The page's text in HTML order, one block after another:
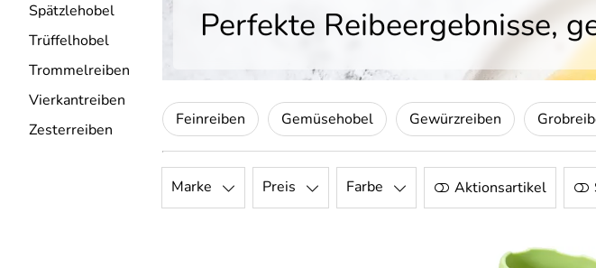
Spätzlehobel
Trüffelhobel
Trommelreiben
Vierkantreiben
Zesterreiben
Perfekte Reibeergebnisse,
Feinreiben Gemüsehobel Gewürzreiben
Marke Preis Farbe Aktionsartikel